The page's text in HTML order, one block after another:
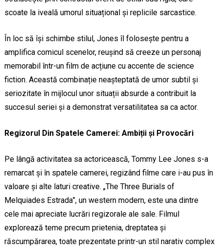
scoate la iveală umorul situațional și replicile sarcastice.
În loc să își schimbe stilul, Jones îl folosește pentru a
amplifica comicul scenelor, reușind să creeze un personaj
memorabil într-un film de acțiune cu accente de science
fiction. Această combinație neașteptată de umor subtil și
seriozitate în mijlocul unor situații absurde a contribuit la
succesul seriei și a demonstrat versatilitatea sa ca actor.
Regizorul Din Spatele Camerei: Ambiții și Provocări
Pe lângă activitatea sa actoricească, Tommy Lee Jones s-a
remarcat și în spatele camerei, regizând filme care i-au pus în
valoare și alte laturi creative. „The Three Burials of
Melquiades Estrada”, un western modern, este una dintre
cele mai apreciate lucrări regizorale ale sale. Filmul
explorează teme precum prietenia, dreptatea și
răscumpărarea, toate prezentate printr-un stil narativ complex